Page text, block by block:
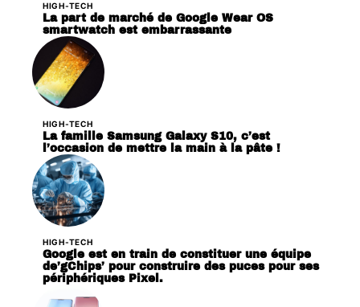
HIGH-TECH
La part de marché de Google Wear OS
smartwatch est embarrassante
HIGH-TECH
La famille Samsung Galaxy S10, c’est
l’occasion de mettre la main à la pâte !
HIGH-TECH
Google est en train de constituer une équipe
de’gChips’ pour construire des puces pour ses
périphériques Pixel.